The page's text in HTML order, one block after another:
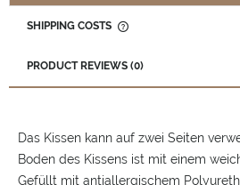
SHIPPING COSTS
PRODUCT REVIEWS (0)
Das Kissen kann auf zwei Seiten
Boden des Kissens ist mit einem
Gefüllt mit antiallergischem